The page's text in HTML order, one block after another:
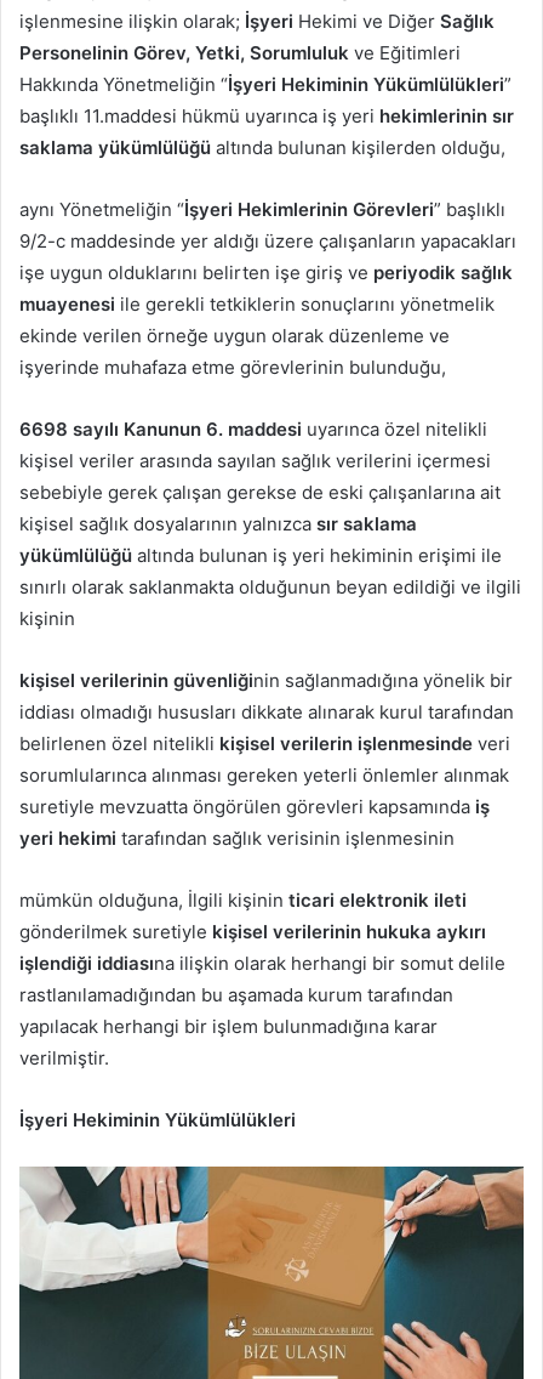
işlenmesine ilişkin olarak; İşyeri Hekimi ve Diğer Sağlık
Personelinin Görev, Yetki, Sorumluluk ve Eğitimleri
Hakkında Yönetmeliğin “İşyeri Hekiminin Yükümlülükleri”
başlıklı 11.maddesi hükmü uyarınca iş yeri hekimlerinin sır
saklama yükümlülüğü altında bulunan kişilerden olduğu,
aynı Yönetmeliğin “İşyeri Hekimlerinin Görevleri” başlıklı
9/2-c maddesinde yer aldığı üzere çalışanların yapacakları
işe uygun olduklarını belirten işe giriş ve periyodik sağlık
muayenesi ile gerekli tetkiklerin sonuçlarını yönetmelik
ekinde verilen örneğe uygun olarak düzenleme ve
işyerinde muhafaza etme görevlerinin bulunduğu,
6698 sayılı Kanunun 6. maddesi uyarınca özel nitelikli
kişisel veriler arasında sayılan sağlık verilerini içermesi
sebebiyle gerek çalışan gerekse de eski çalışanlarına ait
kişisel sağlık dosyalarının yalnızca sır saklama
yükümlülüğü altında bulunan iş yeri hekiminin erişimi ile
sınırlı olarak saklanmakta olduğunun beyan edildiği ve ilgili
kişinin
kişisel verilerinin güvenliğinin sağlanmadığına yönelik bir
iddiası olmadığı hususları dikkate alınarak kurul tarafından
belirlenen özel nitelikli kişisel verilerin işlenmesinde veri
sorumlularınca alınması gereken yeterli önlemler alınmak
suretiyle mevzuatta öngörülen görevleri kapsamında iş
yeri hekimi tarafından sağlık verisinin işlenmesinin
mümkün olduğuna, İlgili kişinin ticari elektronik ileti
gönderilmek suretiyle kişisel verilerinin hukuka aykırı
işlendiği iddiasına ilişkin olarak herhangi bir somut delile
rastlanılamadığından bu aşamada kurum tarafından
yapılacak herhangi bir işlem bulunmadığına karar
verilmiştir.
İşyeri Hekiminin Yükümlülükleri